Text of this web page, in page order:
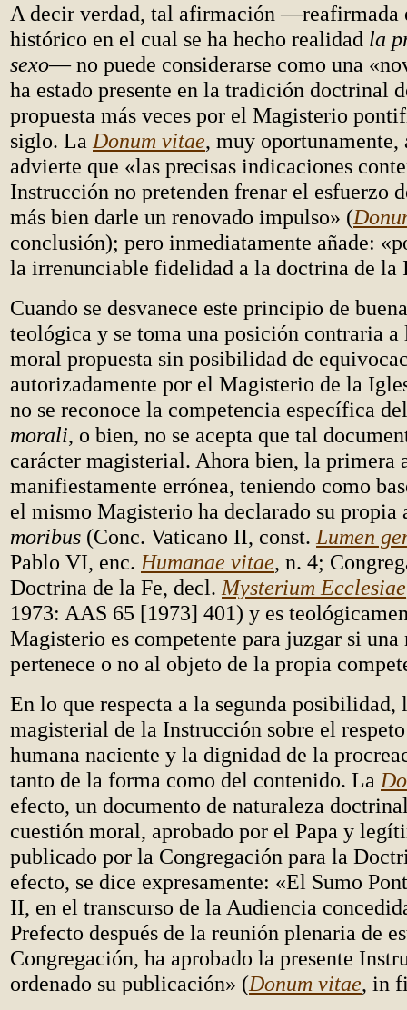
A decir verdad, tal afirmación —reafirmada
histórico en el cual se ha hecho realidad la
sexo— no puede considerarse como una
ha estado presente en la tradición doctrinal
propuesta más veces por el Magisterio
siglo. La Donum vitae, muy oportunamente,
advierte que «las precisas indicaciones
Instrucción no pretenden frenar el esfuerzo
más bien darle un renovado impulso» (
conclusión); pero inmediatamente añade:
la irrenunciable fidelidad a la doctrina de la
Cuando se desvanece este principio de
teológica y se toma una posición contraria
moral propuesta sin posibilidad de
autorizadamente por el Magisterio de la
no se reconoce la competencia específica
morali, o bien, no se acepta que tal
carácter magisterial. Ahora bien, la primera
manifiestamente errónea, teniendo como
el mismo Magisterio ha declarado su
moribus (Conc. Vaticano II, const. Lumen
Pablo VI, enc. Humanae vitae, n. 4;
Doctrina de la Fe, decl. Mysterium Ecclesiae
1973: AAS 65 [1973] 401) y es
Magisterio es competente para juzgar si una
pertenece o no al objeto de la propia
En lo que respecta a la segunda posibilidad,
magisterial de la Instrucción sobre el
humana naciente y la dignidad de la
tanto de la forma como del contenido. La
efecto, un documento de naturaleza
cuestión moral, aprobado por el Papa y
publicado por la Congregación para la
efecto, se dice expresamente: «El Sumo
II, en el transcurso de la Audiencia
Prefecto después de la reunión plenaria de
Congregación, ha aprobado la presente
ordenado su publicación» (Donum vitae, in